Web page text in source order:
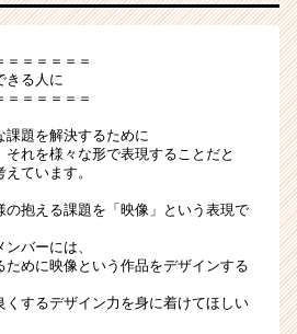
＝＝＝＝＝＝
きる人に
＝＝＝＝＝＝
課題を解決するために
れを様々な形で表現することだと
ています。
の抱える課題を「映像」という表現で
バーには、
ために映像という作品をデザインする
くするデザイン力を身に着けてほしい